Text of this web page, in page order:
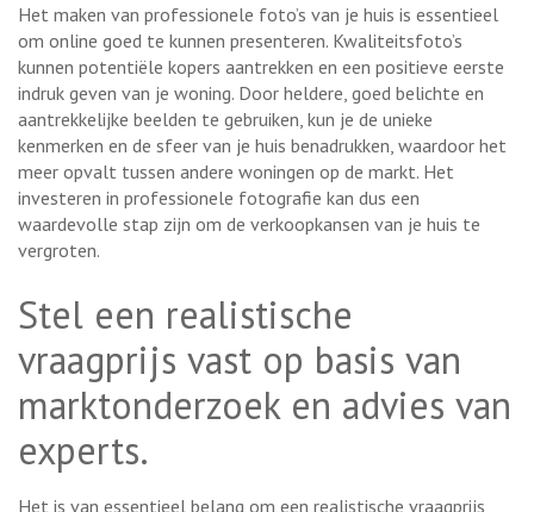
Het maken van professionele foto’s van je huis is essentieel
om online goed te kunnen presenteren. Kwaliteitsfoto’s
kunnen potentiële kopers aantrekken en een positieve eerste
indruk geven van je woning. Door heldere, goed belichte en
aantrekkelijke beelden te gebruiken, kun je de unieke
kenmerken en de sfeer van je huis benadrukken, waardoor het
meer opvalt tussen andere woningen op de markt. Het
investeren in professionele fotografie kan dus een
waardevolle stap zijn om de verkoopkansen van je huis te
vergroten.
Stel een realistische
vraagprijs vast op basis van
marktonderzoek en advies van
experts.
Het is van essentieel belang om een realistische vraagprijs